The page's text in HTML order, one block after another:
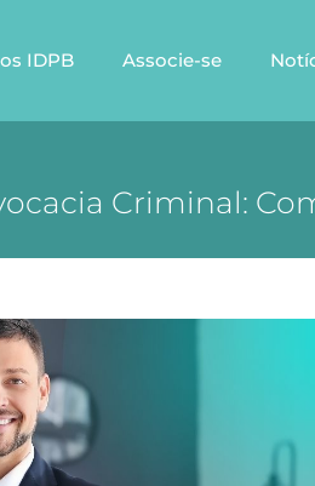
IDPB Associe-se
Criminal: